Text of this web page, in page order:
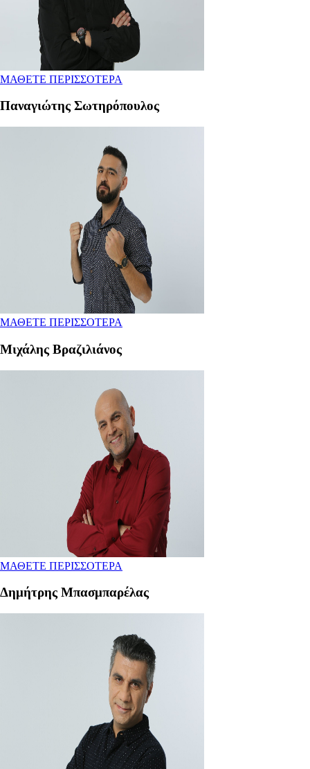
ΜΑΘΕΤΕ ΠΕΡΙΣΣΟΤΕΡΑ
Παναγιώτης Σωτηρόπουλος
ΜΑΘΕΤΕ ΠΕΡΙΣΣΟΤΕΡΑ
Μιχάλης Βραζιλιάνος
ΜΑΘΕΤΕ ΠΕΡΙΣΣΟΤΕΡΑ
Δημήτρης Μπασμπαρέλας